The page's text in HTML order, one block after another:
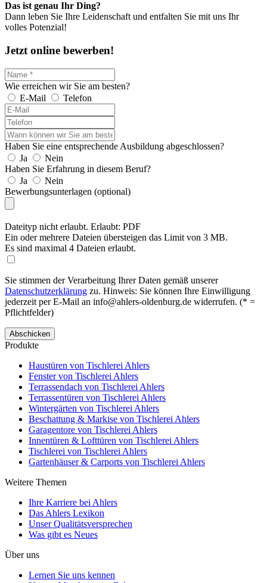
Das ist genau Ihr Ding?
Dann leben Sie Ihre Leidenschaft und entfalten Sie mit uns Ihr
volles Potenzial!
Jetzt online bewerben!
Wie erreichen wir Sie am besten?
E-Mail
Telefon
Haben Sie eine entsprechende Ausbildung abgeschlossen?
Ja
Nein
Haben Sie Erfahrung in diesem Beruf?
Ja
Nein
Bewerbungsunterlagen (optional)
Dateityp nicht erlaubt. Erlaubt: PDF
Ein oder mehrere Dateien übersteigen das Limit von 3 MB.
Es sind maximal 4 Dateien erlaubt.
Sie stimmen der Verarbeitung Ihrer Daten gemäß unserer
Datenschutzerklärung zu. Hinweis: Sie können Ihre Einwilligung
jederzeit per E-Mail an info@ahlers-oldenburg.de widerrufen. (* =
Pflichtfelder)
Abschicken
Produkte
Haustüren von Tischlerei Ahlers
Fenstervon Tischlerei Ahlers
Terrassendach von Tischlerei Ahlers
Terrassentüren von Tischlerei Ahlers
Wintergärten von Tischlerei Ahlers
Beschattung & Markise von Tischlerei Ahlers
Garagentore von Tischlerei Ahlers
Innentüren & Lofttüren von Tischlerei Ahlers
Tischlerei von Tischlerei Ahlers
Gartenhäuser & Carports von Tischlerei Ahlers
Weitere Themen
Ihre Karriere bei Ahlers
Das Ahlers Lexikon
Unser Qualitätsversprechen
Was gibt es Neues
Über uns
Lernen Sie uns kennen